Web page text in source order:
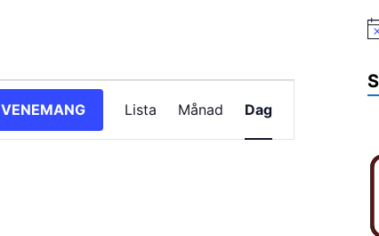
vynavigering
Lista Månad Dag